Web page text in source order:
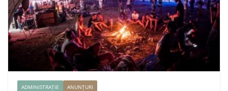
ADMINISTRAȚIE ANUNȚURI